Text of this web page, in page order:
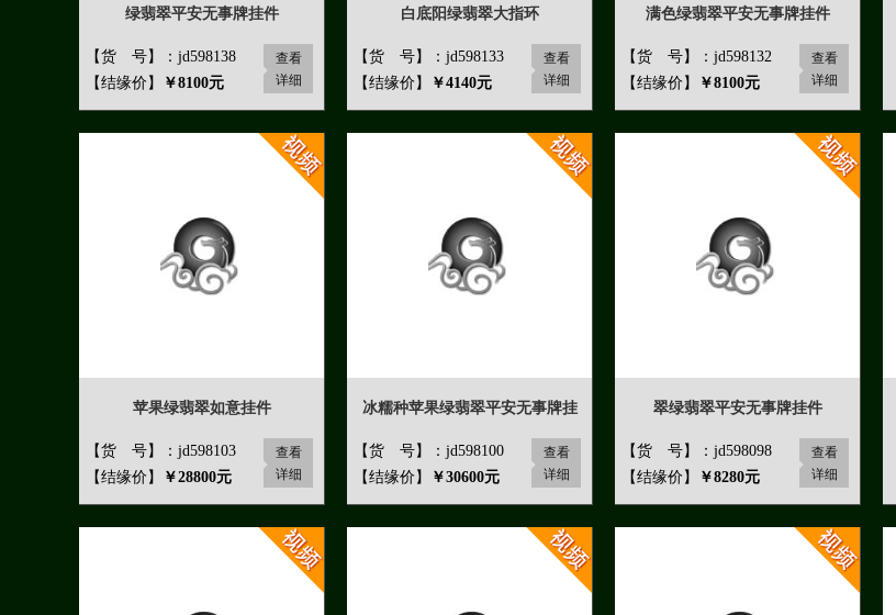
绿翡翠平安无事牌挂件
【货 号】：jd598138
【结缘价】
￥8100元
查看
详细
白底阳绿翡翠大指环
【货 号】：jd598133
【结缘价】
￥4140元
查看
详细
满色绿翡翠平安无事牌挂件
【货 号】：jd598132
【结缘价】
￥8100元
查看
详细
苹果绿翡翠如意挂件
【货 号】：jd598103
【结缘价】
￥28800元
查看
详细
冰糯种苹果绿翡翠平安无事牌挂
【货 号】：jd598100
【结缘价】
￥30600元
查看
详细
翠绿翡翠平安无事牌挂件
【货 号】：jd598098
【结缘价】
￥8280元
查看
详细